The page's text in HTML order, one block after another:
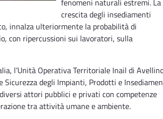
crescita degli insediamenti
innalza ulteriormente la probabilità di
con ripercussioni sui lavoratori, sulla
l’Unità Operativa Territoriale Inail di
degli Impianti, Prodotti e
attori pubblici e privati con competenze
tra attività umane e ambiente.